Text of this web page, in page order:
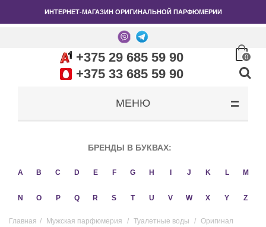
ИНТЕРНЕТ-МАГАЗИН ОРИГИНАЛЬНОЙ ПАРФЮМЕРИИ
+375 29 685 59 90
+375 33 685 59 90
0
МЕНЮ
БРЕНДЫ В БУКВАХ:
A B C D E F G H J K L M
N O P Q R S T U V W X Y Z
Главная / Мужская парфюмерия / Туалетные воды / Оригинал